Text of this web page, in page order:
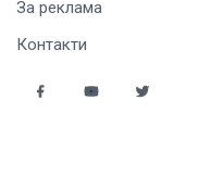
За реклама
Контакти